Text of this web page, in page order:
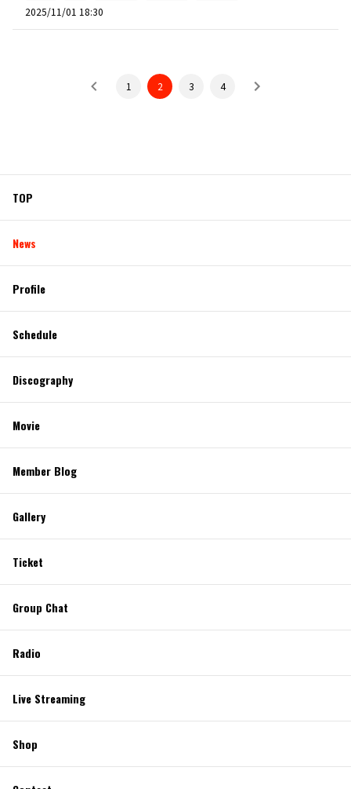
2025/11/01 18:30
1 2 3 4
TOP
News
Profile
Schedule
Discography
Movie
Member Blog
Gallery
Ticket
Group Chat
Radio
Live Streaming
Shop